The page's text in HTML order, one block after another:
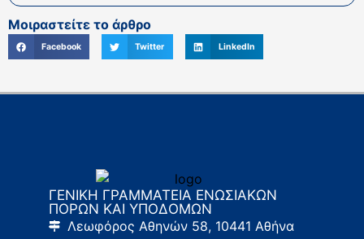
Μοιραστείτε το άρθρο
Facebook Twitter LinkedIn
ΓΕΝΙΚΗ ΓΡΑΜΜΑΤΕΙΑ ΕΝΩΣΙΑΚΩΝ
ΠΟΡΩΝ ΚΑΙ ΥΠΟΔΟΜΩΝ
Λεωφόρος Αθηνών 58, 10441 Αθήνα